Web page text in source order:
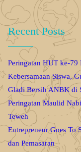
Recent Posts
Peringatan HUT ke-
Kebersamaan Siswa,
Gladi Bersih ANBK di
Peringatan Maulid
Teweh
Entrepreneur Goes To
dan Pemasaran